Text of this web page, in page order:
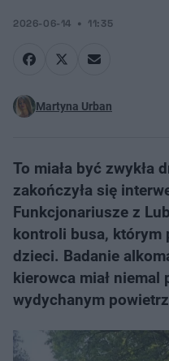
2026-06-14 11:35
Martyna Urban
To miała być zwykła
zakończyła się
Funkcjonariusze z
kontroli busa, którym
dzieci. Badanie
kierowca miał
wydychanym